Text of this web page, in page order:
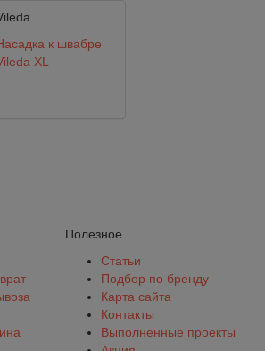
к швабре
XL
Полезное
Статьи
Подбор по бренду
Карта сайта
Контакты
Выполненные проекты